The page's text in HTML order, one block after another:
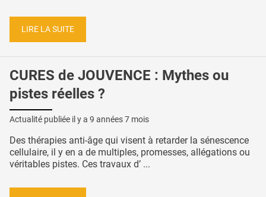
LIRE LA SUITE
CURES de JOUVENCE : Mythes ou
pistes réelles ?
Actualité publiée il y a 9 années 7 mois
Des thérapies anti-âge qui visent à retarder la sénescence
cellulaire, il y en a de multiples, promesses, allégations ou
véritables pistes. Ces travaux d’ ...